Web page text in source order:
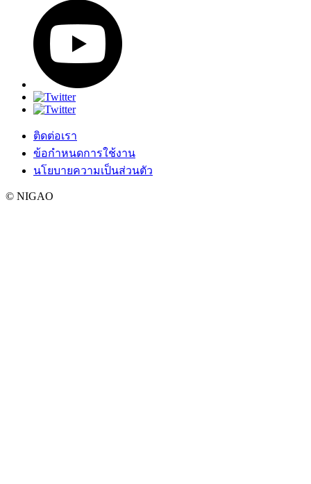
ติดต่อเรา
ข้อกำหนดการใช้งาน
นโยบายความเป็นส่วนตัว
© NIGAO